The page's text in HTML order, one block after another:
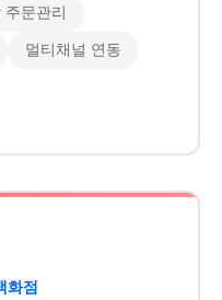
주문관리
멀티채널 연동
화점